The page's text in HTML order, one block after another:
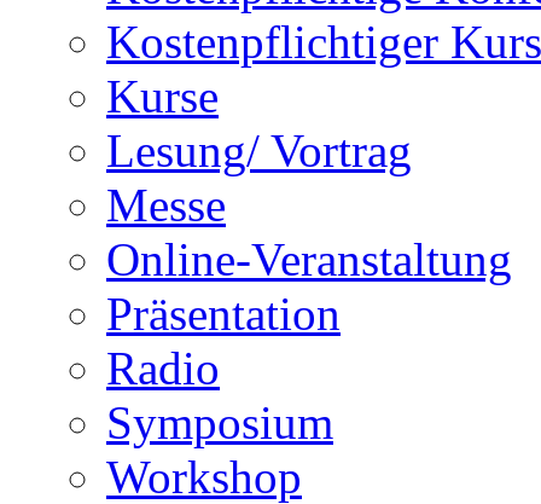
Kostenpflichtiger Kurs
Kurse
Lesung/ Vortrag
Messe
Online-Veranstaltung
Präsentation
Radio
Symposium
Workshop